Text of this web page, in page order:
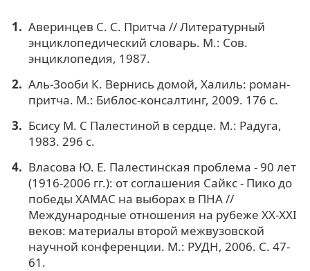
Аверинцев С. С. Притча // Литературный
энциклопедический словарь. М.: Сов.
энциклопедия, 1987.
Аль-Зооби К. Вернись домой, Халиль: роман-
притча. М.: Библос-консалтинг, 2009. 176 с.
Бсису М. С Палестиной в сердце. М.: Радуга,
1983. 296 с.
Власова Ю. Е. Палестинская проблема - 90 лет
(1916-2006 гг.): от соглашения Сайкс - Пико до
победы ХАМАС на выборах в ПНА //
Международные отношения на рубеже ХХ-ХХI
веков: материалы второй межвузовской
научной конференции. М.: РУДН, 2006. С. 47-
61.